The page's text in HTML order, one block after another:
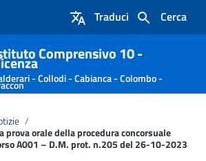
Cerca
Traduci
navigazione
Comprensivo 10 -
- Collodi - Cabianca - Colombo -
/
prova orale della procedura concorsuale
A001 – D.M. prot. n.205 del 26-10-2023